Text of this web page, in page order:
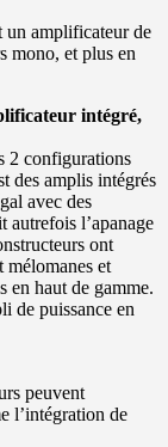
un amplificateur de
mono, et plus en
intégré,
2 configurations
des amplis intégrés
avec des
autrefois l’apanage
ont
mélomanes et
en haut de gamme.
de puissance en
peuvent
l’intégration de